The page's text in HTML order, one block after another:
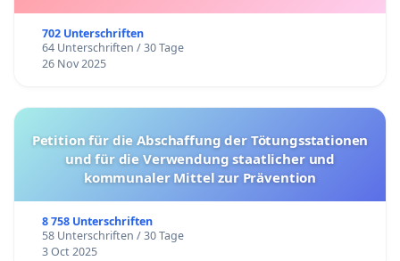
702 Unterschriften
64 Unterschriften / 30 Tage
26 Nov 2025
Petition für die Abschaffung der Tötungsstationen
und für die Verwendung staatlicher und
kommunaler Mittel zur Prävention
8 758 Unterschriften
58 Unterschriften / 30 Tage
3 Oct 2025